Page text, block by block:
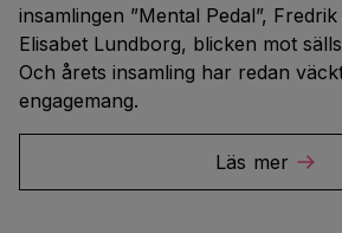
insamlingen ”Mental Pedal”,
Elisabet Lundborg, blicken mot
Och årets insamling har redan
engagemang.
Läs mer